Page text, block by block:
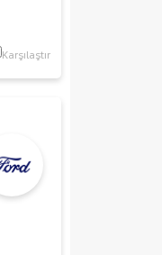
Karşılaştır